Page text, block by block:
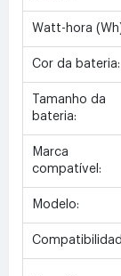
Watt-hora
Cor da bateria:
Tamanho da
bateria:
Marca
compatível:
Modelo: